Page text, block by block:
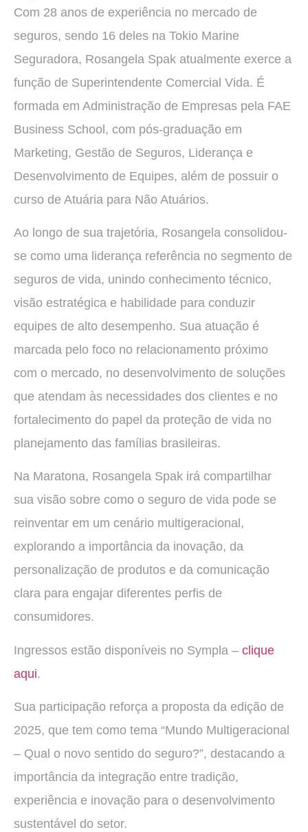
Com 28 anos de experiência no mercado de
seguros, sendo 16 deles na Tokio Marine
Seguradora, Rosangela Spak atualmente exerce a
função de Superintendente Comercial Vida. É
formada em Administração de Empresas pela FAE
Business School, com pós-graduação em
Marketing, Gestão de Seguros, Liderança e
Desenvolvimento de Equipes, além de possuir o
curso de Atuária para Não Atuários.
Ao longo de sua trajetória, Rosangela consolidou-
se como uma liderança referência no segmento de
seguros de vida, unindo conhecimento técnico,
visão estratégica e habilidade para conduzir
equipes de alto desempenho. Sua atuação é
marcada pelo foco no relacionamento próximo
com o mercado, no desenvolvimento de soluções
que atendam às necessidades dos clientes e no
fortalecimento do papel da proteção de vida no
planejamento das famílias brasileiras.
Na Maratona, Rosangela Spak irá compartilhar
sua visão sobre como o seguro de vida pode se
reinventar em um cenário multigeracional,
explorando a importância da inovação, da
personalização de produtos e da comunicação
clara para engajar diferentes perfis de
consumidores.
Ingressos estão disponíveis no Sympla – clique
aqui.
Sua participação reforça a proposta da edição de
2025, que tem como tema “Mundo Multigeracional
– Qual o novo sentido do seguro?”, destacando a
importância da integração entre tradição,
experiência e inovação para o desenvolvimento
sustentável do setor.